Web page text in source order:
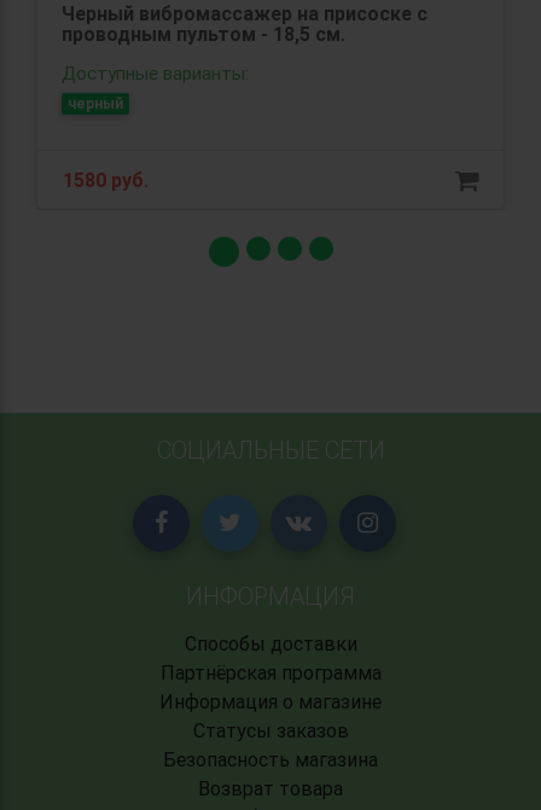
Черный вибромассажер на присоске с
проводным пультом - 18,5 см.
Доступные варианты:
черный
1580 руб.
СОЦИАЛЬНЫЕ СЕТИ
ИНФОРМАЦИЯ
Способы доставки
Партнёрская программа
Информация о магазине
Статусы заказов
Безопасность магазина
Возврат товара